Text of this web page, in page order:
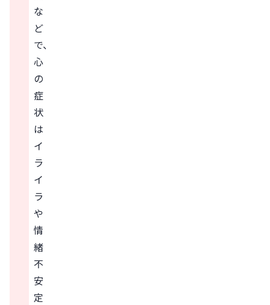
な
ど
で、
心
の
症
状
は
イ
ラ
イ
ラ
や
情
緒
不
安
定